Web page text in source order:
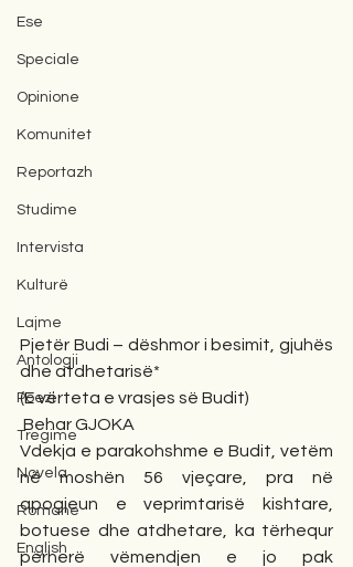
Ese
Speciale
Opinione
Komunitet
Reportazh
Studime
Intervista
Kulturë
Lajme
Antologji
Poezi
Tregime
Novela
Romane
English
Pjetër Budi – dëshmor i besimit, gjuhës
dhe atdhetarisë*
(E vërteta e vrasjes së Budit)
Behar GJOKA
Vdekja e parakohshme e Budit, vetëm
në moshën 56 vjeçare, pra në
apogjeun e veprimtarisë kishtare,
botuese dhe atdhetare, ka tërhequr
përherë vëmendjen e jo pak